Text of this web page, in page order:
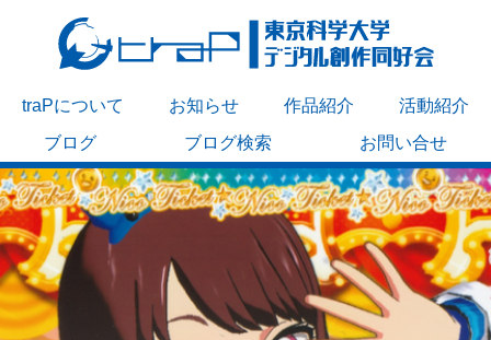
traPについて お知らせ 作品紹介
活動紹介
ブログ
ブログ検索 お問い合せ